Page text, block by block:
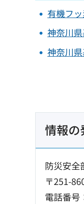
有機フ
神奈川
神奈川
情報の
防災安
〒251-
電話番号